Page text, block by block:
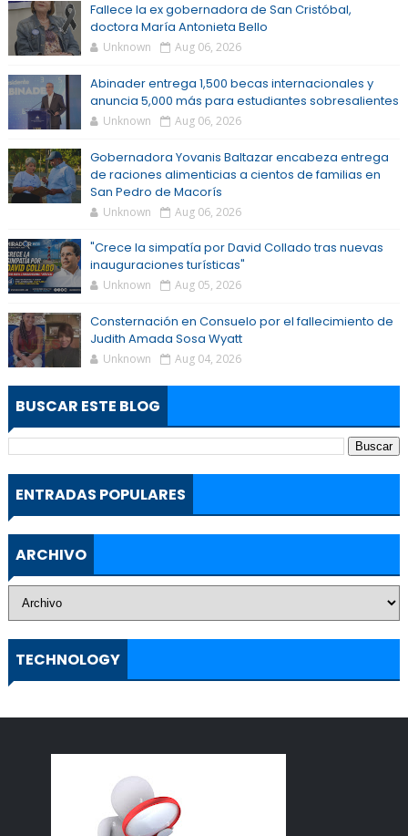
Fallece la ex gobernadora de San Cristóbal,
doctora María Antonieta Bello
Unknown Aug 06, 2026
Abinader entrega 1,500 becas internacionales y
anuncia 5,000 más para estudiantes sobresalientes
Unknown Aug 06, 2026
Gobernadora Yovanis Baltazar encabeza entrega
de raciones alimenticias a cientos de familias en
San Pedro de Macorís
Unknown Aug 06, 2026
"Crece la simpatía por David Collado tras nuevas
inauguraciones turísticas"
Unknown Aug 05, 2026
Consternación en Consuelo por el fallecimiento de
Judith Amada Sosa Wyatt
Unknown Aug 04, 2026
BUSCAR ESTE BLOG
ENTRADAS POPULARES
ARCHIVO
TECHNOLOGY